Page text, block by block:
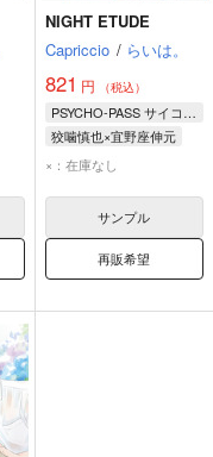
NIGHT ETUDE
Capriccio / らいは。
821 円 （税込）
PSYCHO-PASS サイコパス
狡噛慎也×宜野座伸元
狡噛慎也
×：在庫なし
サンプル
再販希望